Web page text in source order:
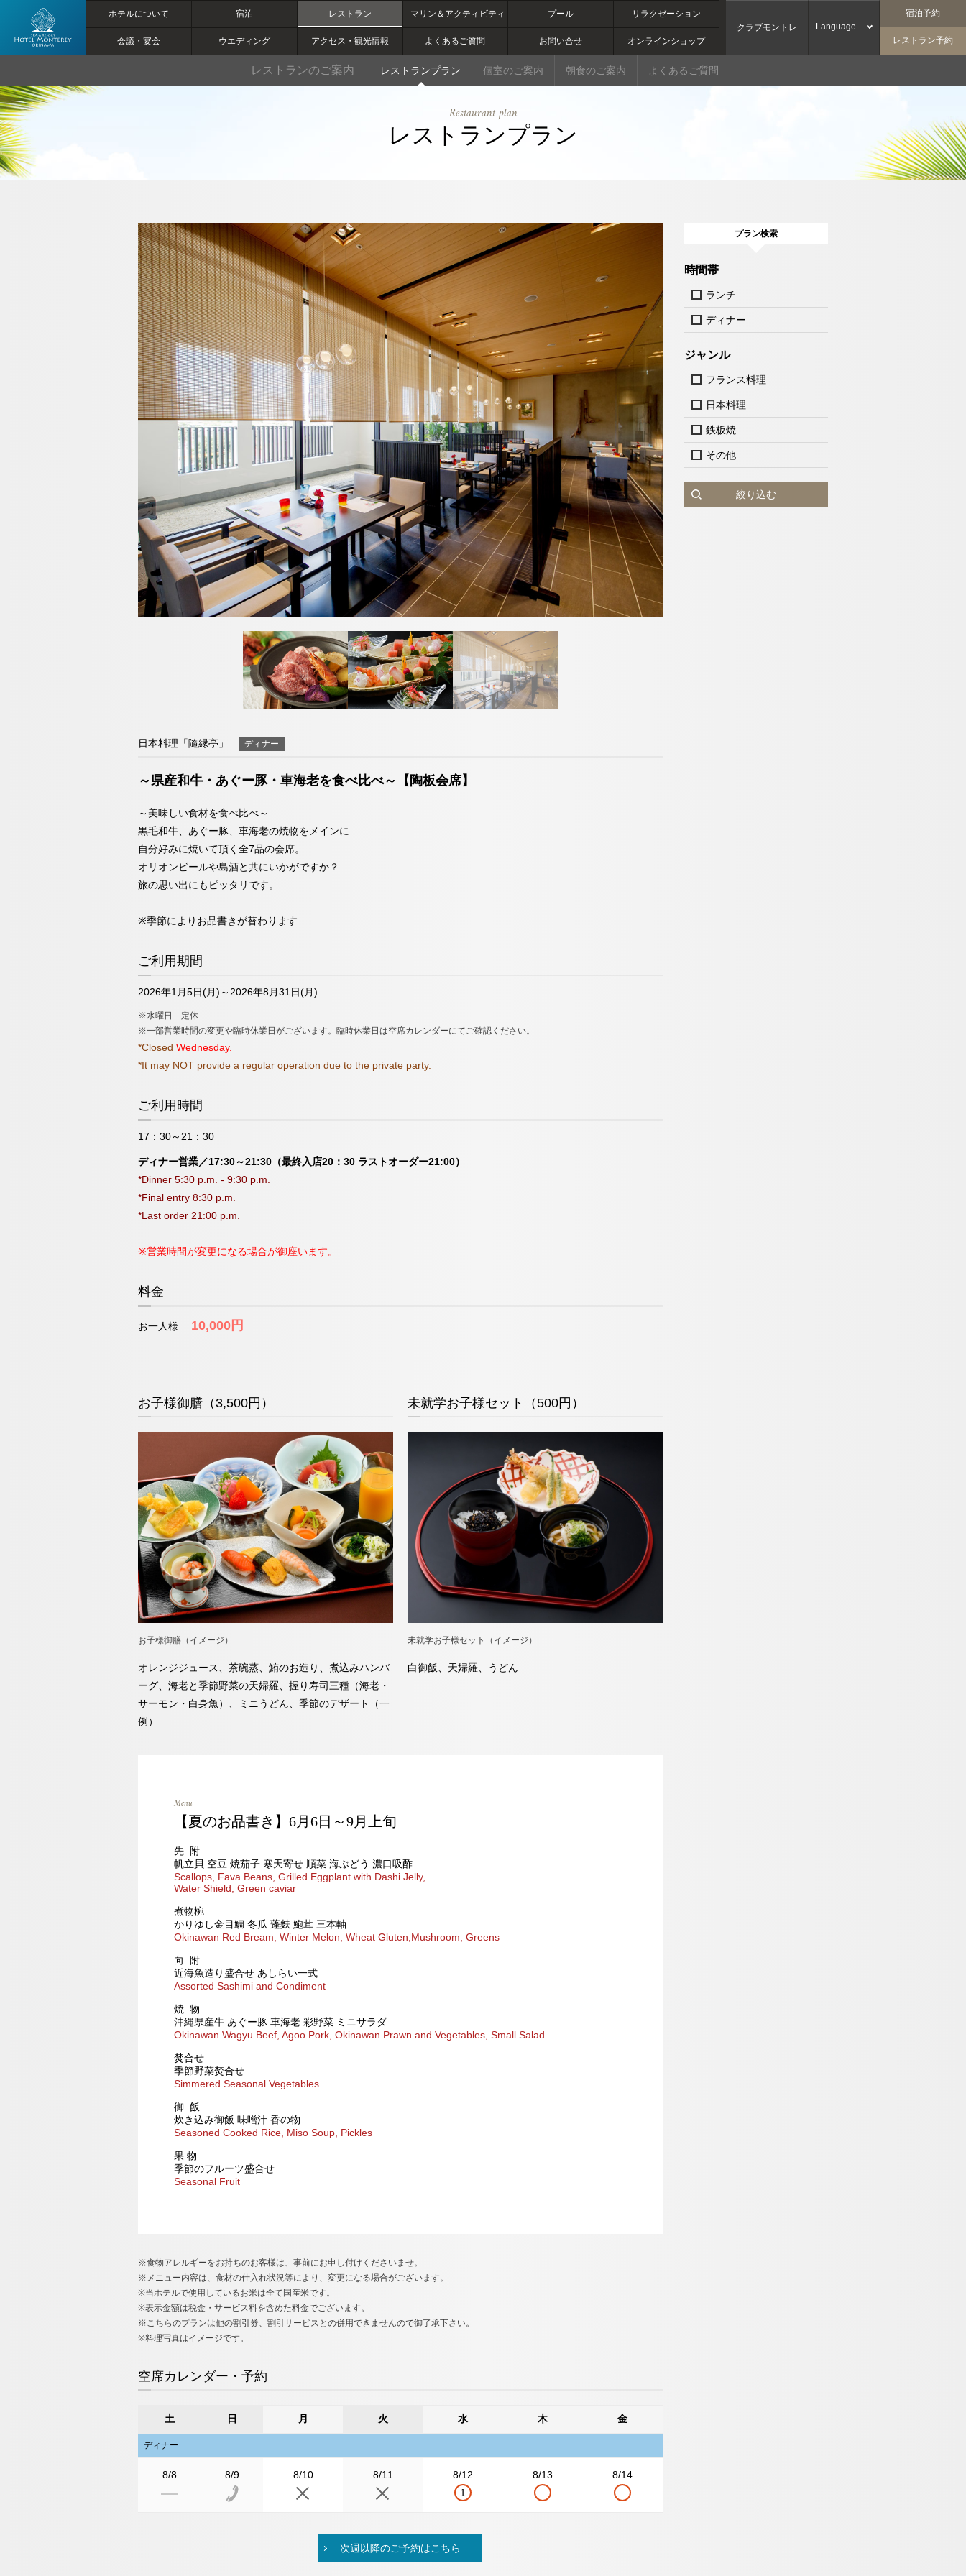
産和牛・あぐ
ー豚・車海老
を食べ比べ～
【陶板会席】
｜ホテルモン
ホテルについて 宿泊 レストラン マリン＆アクティビティ プール リラクゼーション
会議・宴会 ウエディング アクセス・観光情報 よくあるご質問 お問い合せ オンラインショップ
クラブモントレ Language
宿泊予約
レストラン予約
レストランのご案内 レストランプラン 個室のご案内 朝食のご案内 よくあるご質問
Restaurant plan
レストランプラン
日本料理「隨縁亭」 ディナー
～県産和牛・あぐー豚・車海老を食べ比べ～【陶板会席】
～美味しい食材を食べ比べ～
黒毛和牛、あぐー豚、車海老の焼物をメインに
自分好みに焼いて頂く全7品の会席。
オリオンビールや島酒と共にいかがですか？
旅の思い出にもピッタリです。
※季節によりお品書きが替わります
ご利用期間
2026年1月5日(月)～2026年8月31日(月)
※水曜日 定休
※一部営業時間の変更や臨時休業日がございます。臨時休業日は空席カレンダーにてご確認ください。
*Closed Wednesday.
*It may NOT provide a regular operation due to the private party.
ご利用時間
17：30～21：30
ディナー営業／17:30～21:30（最終入店20：30 ラストオーダー21:00）
*Dinner 5:30 p.m. - 9:30 p.m.
*Final entry 8:30 p.m.
*Last order 21:00 p.m.
※営業時間が変更になる場合が御座います。
料金
お一人様 10,000円
お子様御膳（3,500円）
お子様御膳（イメージ）
オレンジジュース、茶碗蒸、鮪のお造り、煮込みハンバ
ーグ、海老と季節野菜の天婦羅、握り寿司三種（海老・
サーモン・白身魚）、ミニうどん、季節のデザート（一
例）
未就学お子様セット（500円）
未就学お子様セット（イメージ）
白御飯、天婦羅、うどん
Menu
【夏のお品書き】6月6日～9月上旬
先 附
帆立貝 空豆 焼茄子 寒天寄せ 順菜 海ぶどう 濃口吸酢
Scallops, Fava Beans, Grilled Eggplant with Dashi Jelly,
Water Shield, Green caviar
煮物椀
かりゆし金目鯛 冬瓜 蓬麩 鮑茸 三本軸
Okinawan Red Bream, Winter Melon, Wheat Gluten,Mushroom, Greens
向 附
近海魚造り盛合せ あしらい一式
Assorted Sashimi and Condiment
焼 物
沖縄県産牛 あぐー豚 車海老 彩野菜 ミニサラダ
Okinawan Wagyu Beef, Agoo Pork, Okinawan Prawn and Vegetables, Small Salad
焚合せ
季節野菜焚合せ
Simmered Seasonal Vegetables
御 飯
炊き込み御飯 味噌汁 香の物
Seasoned Cooked Rice, Miso Soup, Pickles
果 物
季節のフルーツ盛合せ
Seasonal Fruit
※食物アレルギーをお持ちのお客様は、事前にお申し付けくださいませ。
※メニュー内容は、食材の仕入れ状況等により、変更になる場合がございます。
※当ホテルで使用しているお米は全て国産米です。
※表示金額は税金・サービス料を含めた料金でございます。
※こちらのプランは他の割引券、割引サービスとの併用できませんので御了承下さい。
※料理写真はイメージです。
空席カレンダー・予約
土 日 月 火 水 木 金
ディナー
8/8 8/9 8/10
8/11
1
8/12 8/13 8/14
次週以降のご予約はこちら
プラン検索
時間帯
ランチ
ディナー
ジャンル
フランス料理
日本料理
鉄板焼
その他
絞り込む
トリ
ップ
アド
ザー
ユー
チュ
ーブ
イン
スタ
グラ
ファ
イス
ブッ
Reservation
レストラン予約
ビュッフェレストラン「シ
ーフォレスト」
ネットで予約する
098-993-7113
（受付時間9:00～19:00）
お問い合わせ
フランス料理「エスカー
レ」
ネットで予約する
TEL098-993-7113
（受付時間9:00～19:00）
鉄板焼「神戸」
日本料理「隨縁亭」
ネットで予約する
TEL098-993-7113
（受付時間9:00～19:00）
お問い合わせ
タイガービーチカフェ
宿泊検索 航空券＋宿泊検索
チェックイン日がお決まりの方
チェックイン チェックアウト
2人 子供 0人
チェックイン日がお決まりでない方